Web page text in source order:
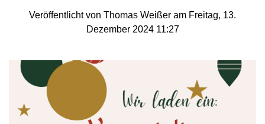
Veröffentlicht von Thomas Weißer am Freitag, 13.
Dezember 2024 11:27